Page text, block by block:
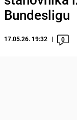
Bundesligu
17.05.26. 19:32 0